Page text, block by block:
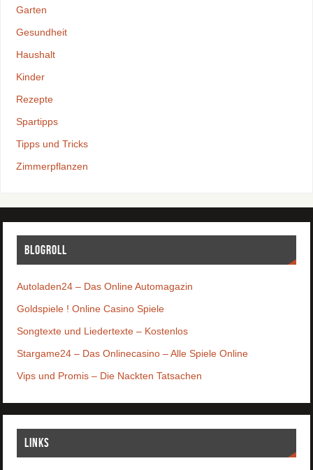
Garten
Gesundheit
Haushalt
Kinder
Rezepte
Spartipps
Tipps und Tricks
Zimmerpflanzen
Blogroll
Autoladen24 – Das Online Automagazin
Goldspiele ! Online Casino Spiele
Songtexte und Liedertexte – Kostenlos
Stargame24 – Das Onlinecasino – Alle Spiele Online
Vips und Promis – Die Nackten Tatsachen
Links